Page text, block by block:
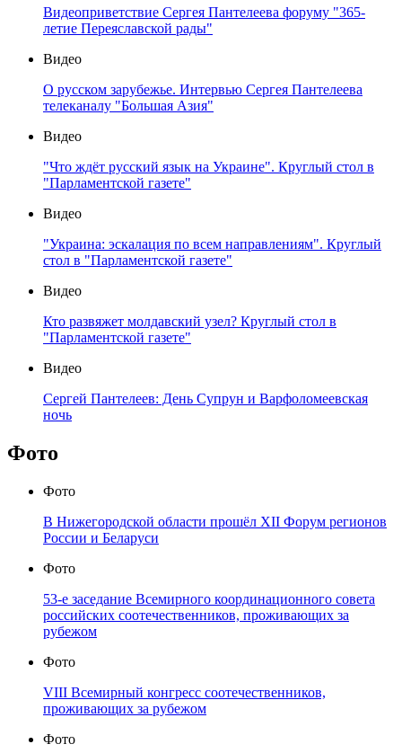
Видеоприветствие Сергея Пантелеева форуму "365-
летие Переяславской рады"
Видео
О русском зарубежье. Интервью Сергея Пантелеева
телеканалу "Большая Азия"
Видео
"Что ждёт русский язык на Украине". Круглый стол в
"Парламентской газете"
Видео
"Украина: эскалация по всем направлениям". Круглый
стол в "Парламентской газете"
Видео
Кто развяжет молдавский узел? Круглый стол в
"Парламентской газете"
Видео
Сергей Пантелеев: День Супрун и Варфоломеевская
ночь
Фото
Фото
В Нижегородской области прошёл XII Форум регионов
России и Беларуси
Фото
53-е заседание Всемирного координационного совета
российских соотечественников, проживающих за
рубежом
Фото
VIII Всемирный конгресс соотечественников,
проживающих за рубежом
Фото